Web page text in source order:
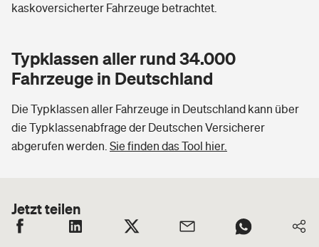
kaskoversicherter Fahrzeuge betrachtet.
Typklassen aller rund 34.000
Fahrzeuge in Deutschland
Die Typklassen aller Fahrzeuge in Deutschland kann über
die Typklassenabfrage der Deutschen Versicherer
abgerufen werden. Sie finden das Tool hier.
Jetzt teilen